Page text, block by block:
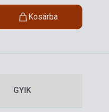
Kosárba
GYIK